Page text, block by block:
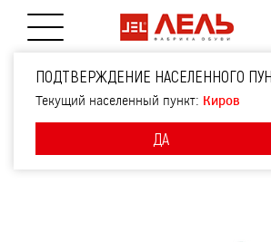
Открытие меню
ПОДТВЕРЖДЕНИЕ НАСЕЛЕННОГО
Текущий населенный пункт: Киров
ДА
Ботинки,
цвет серый